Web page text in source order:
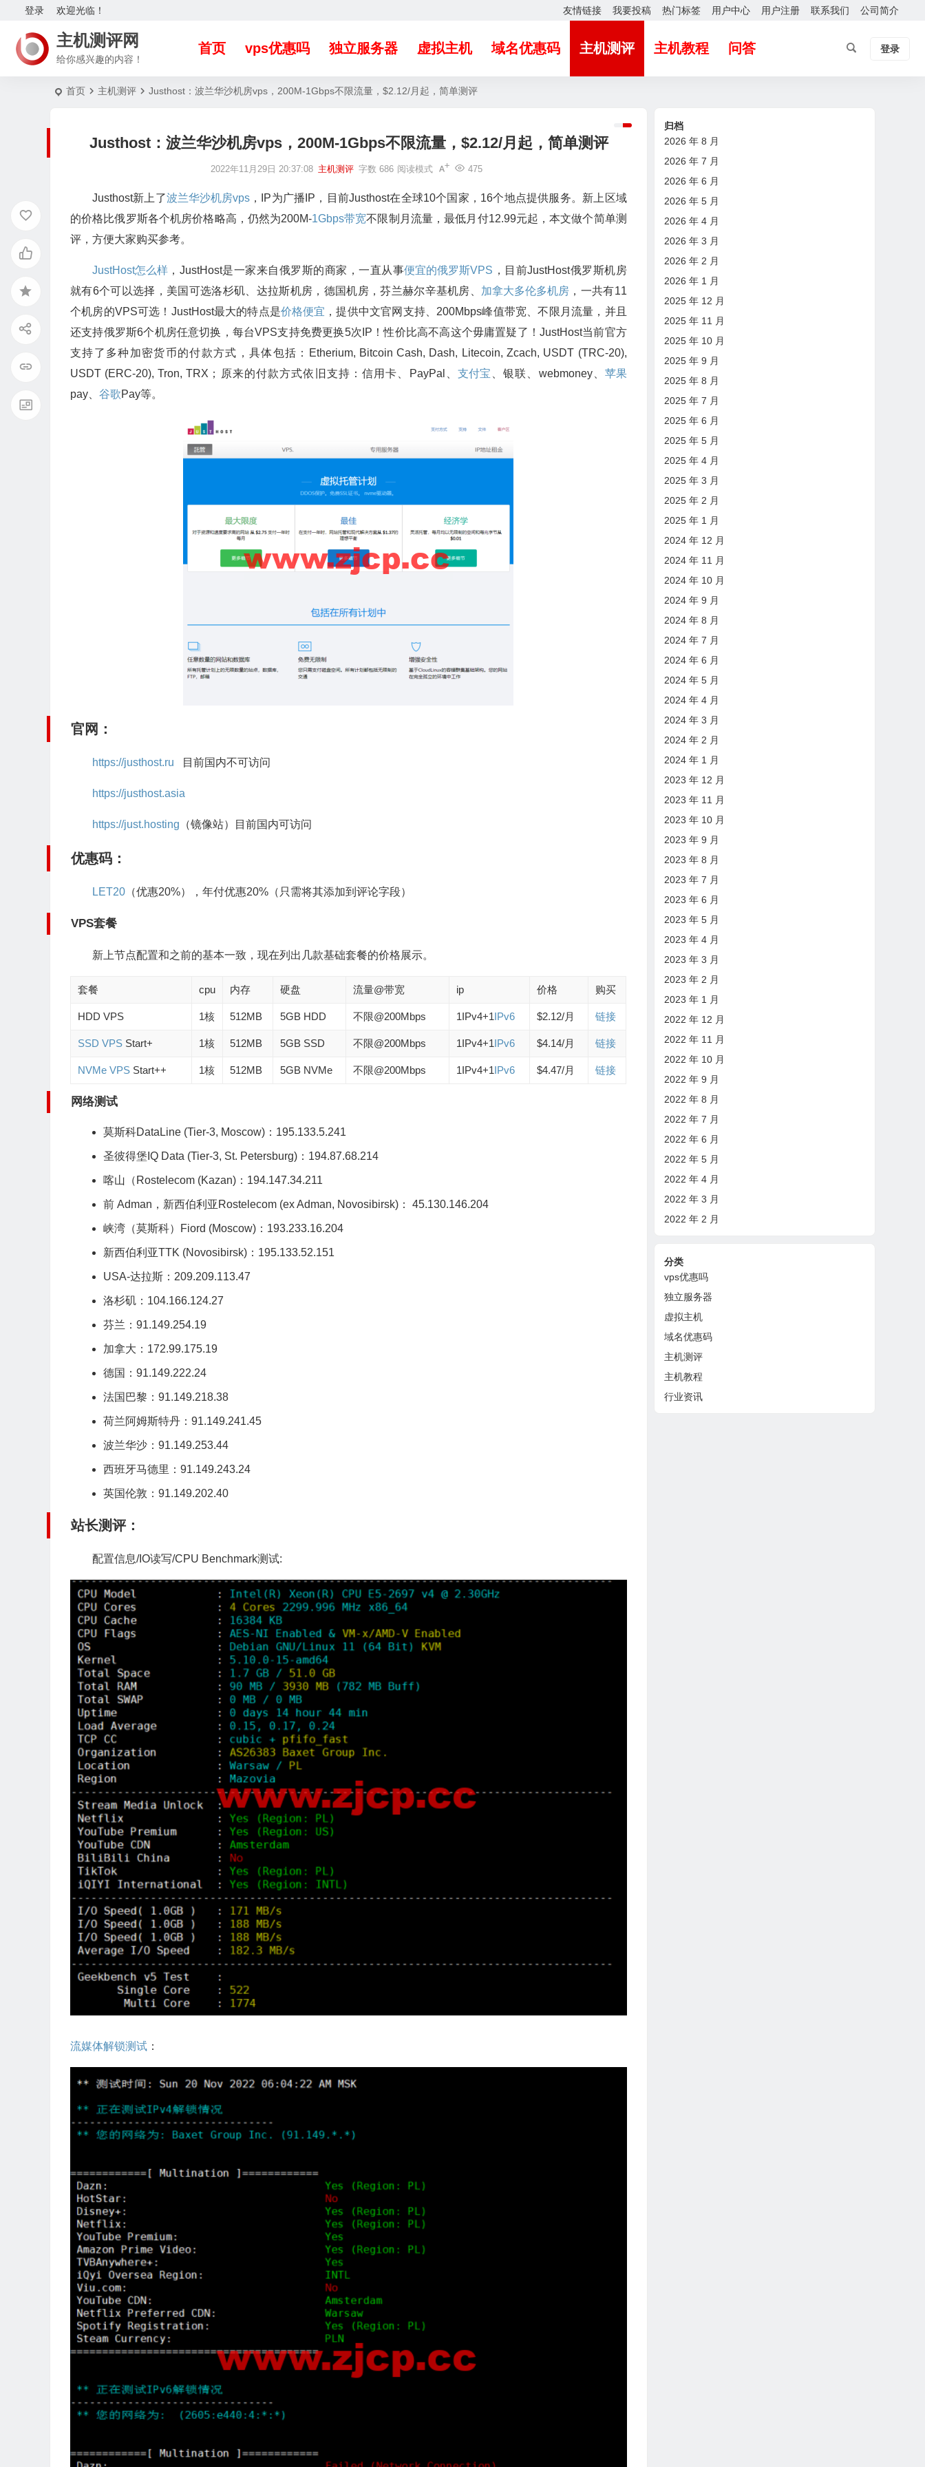
欢迎光临！
登录 友情链接 我要投稿 热门标签 用户中心 用户注册 联系我们 公司简介
主机测评网
给你感兴趣的内容！
首页 vps优惠吗 独立服务器 虚拟主机 域名优惠码 主机测评 主机教程 问答 登录
首页 主机测评 Justhost：波兰华沙机房vps，200M-1Gbps不限流量，$2.12/月起，简单测评
Justhost：波兰华沙机房vps，200M-1Gbps不限流量，$2.12/月起，简单测评
2022年11月29日 20:37:08 主机测评 475
字数 686 阅读模式
Justhost新上了波兰华沙机房vps，IP为广播IP，目前Justhost在全球10个国家，16个地点提供服务。新上区域
的价格比俄罗斯各个机房价格略高，仍然为200M-1Gbps带宽不限制月流量，最低月付12.99元起，本文做个简单测
评，方便大家购买参考。
JustHost怎么样 ，JustHost是一家来自俄罗斯的商家，一直从事便宜的俄罗斯VPS ，目前JustHost俄罗斯机房
就有6个可以选择，美国可选洛杉矶、达拉斯机房，德国机房，芬兰赫尔辛基机房、 加拿大多伦多机房 ，一共有11
个机房的VPS可选！JustHost最大的特点是价格便宜 ，提供中文官网支持、200Mbps峰值带宽、不限月流量，并且
还支持俄罗斯6个机房任意切换，每台VPS支持免费更换5次IP！性价比高不高这个毋庸置疑了！JustHost当前官方
支持了多种加密货币的付款方式，具体包括：Etherium, Bitcoin Cash, Dash, Litecoin, Zcach, USDT (TRC-20),
USDT (ERC-20), Tron, TRX；原来的付款方式依旧支持：信用卡、PayPal、 支付宝 、银联、webmoney、 苹果
pay、 谷歌Pay等。
官网：
https://justhost.ru 目前国内不可访问
https://justhost.asia
https://just.hosting （镜像站）目前国内可访问
优惠码：
LET20 （优惠20%），年付优惠20%（只需将其添加到评论字段）
VPS套餐
新上节点配置和之前的基本一致，现在列出几款基础套餐的价格展示。
套餐 cpu 内存 硬盘 流量@带宽 ip 价格 购买
HDD VPS 1核 512MB 5GB HDD 不限@200Mbps 1IPv4+1IPv6 $2.12/月 链接
SSD VPS Start+ 1核 512MB 5GB SSD 不限@200Mbps 1IPv4+1IPv6 $4.14/月 链接
NVMe VPS Start++ 1核 512MB 5GB NVMe 不限@200Mbps 1IPv4+1IPv6 $4.47/月 链接
网络测试
莫斯科DataLine (Tier-3, Moscow)：195.133.5.241
圣彼得堡IQ Data (Tier-3, St. Petersburg)：194.87.68.214
喀山（Rostelecom (Kazan)：194.147.34.211
前 Adman，新西伯利亚Rostelecom (ex Adman, Novosibirsk)： 45.130.146.204
峡湾（莫斯科）Fiord (Moscow)：193.233.16.204
新西伯利亚TTK (Novosibirsk)：195.133.52.151
USA-达拉斯：209.209.113.47
洛杉矶：104.166.124.27
芬兰：91.149.254.19
加拿大：172.99.175.19
德国：91.149.222.24
法国 巴黎：91.149.218.38
荷兰阿姆斯特丹 ：91.149.241.45
波兰华沙：91.149.253.44
西班牙马德里：91.149.243.24
英国伦敦：91.149.202.40
站长测评：
配置信息/IO读写/CPU Benchmark测试:
流媒体解锁测试 ：
归档
2026 年 8 月
2026 年 7 月
2026 年 6 月
2026 年 5 月
2026 年 4 月
2026 年 3 月
2026 年 2 月
2026 年 1 月
2025 年 12 月
2025 年 11 月
2025 年 10 月
2025 年 9 月
2025 年 8 月
2025 年 7 月
2025 年 6 月
2025 年 5 月
2025 年 4 月
2025 年 3 月
2025 年 2 月
2025 年 1 月
2024 年 12 月
2024 年 11 月
2024 年 10 月
2024 年 9 月
2024 年 8 月
2024 年 7 月
2024 年 6 月
2024 年 5 月
2024 年 4 月
2024 年 3 月
2024 年 2 月
2024 年 1 月
2023 年 12 月
2023 年 11 月
2023 年 10 月
2023 年 9 月
2023 年 8 月
2023 年 7 月
2023 年 6 月
2023 年 5 月
2023 年 4 月
2023 年 3 月
2023 年 2 月
2023 年 1 月
2022 年 12 月
2022 年 11 月
2022 年 10 月
2022 年 9 月
2022 年 8 月
2022 年 7 月
2022 年 6 月
2022 年 5 月
2022 年 4 月
2022 年 3 月
2022 年 2 月
分类
vps优惠吗
独立服务器
虚拟主机
域名优惠码
主机测评
主机教程
行业资讯